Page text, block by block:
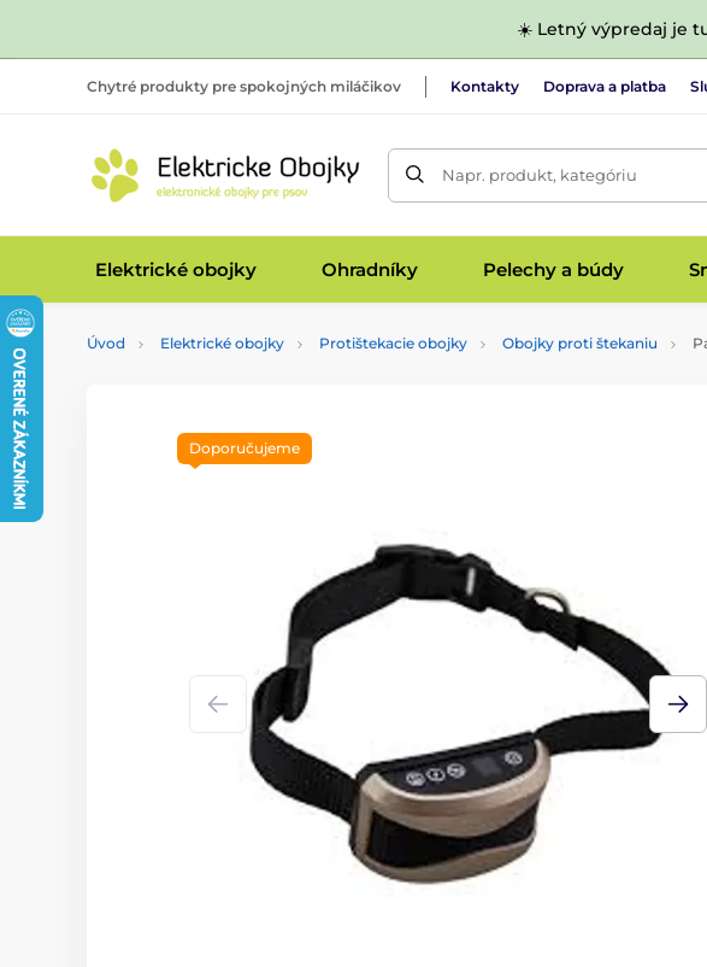
☀️ Letný výpredaj je
Chytré produkty pre spokojných miláčikov Kontakty Doprava a platba
Napr. produkt, kategóriu
Elektrické obojky Ohradníky Pelechy a búdy
Úvod Elektrické obojky Protištekacie obojky Obojky proti štekaniu
Doporučujeme